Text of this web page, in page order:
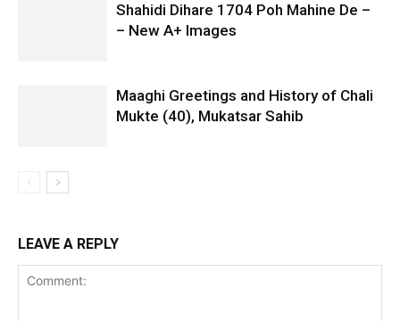
Shahidi Dihare 1704 Poh Mahine De –
– New A+ Images
Maaghi Greetings and History of Chali
Mukte (40), Mukatsar Sahib
LEAVE A REPLY